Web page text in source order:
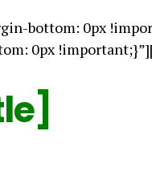
bottom: 0px
0px